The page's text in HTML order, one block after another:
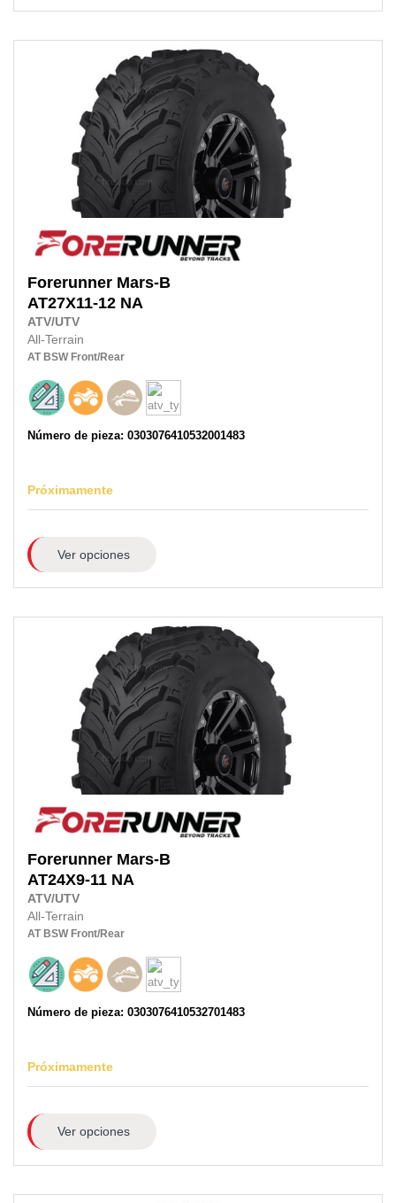
Forerunner Mars-B
AT27X11-12 NA
ATV/UTV
All-Terrain
AT BSW Front/Rear
Número de pieza: 0303076410532001483
Próximamente
Ver opciones
Forerunner Mars-B
AT24X9-11 NA
ATV/UTV
All-Terrain
AT BSW Front/Rear
Número de pieza: 0303076410532701483
Próximamente
Ver opciones